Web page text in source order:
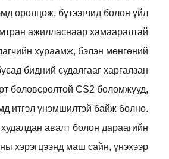
оролцож, бүтээгчид болон үйл
ажилласнаар хамааралтай
хураамж, бэлэн мөнгөний
бидний судалгааг харгалзан
боловсролтой CS2 боломжууд,
итгэл үнэмшилтэй байж болно.
авалт болон дараагийн
хэрэгцээнд маш сайн, үнэхээр